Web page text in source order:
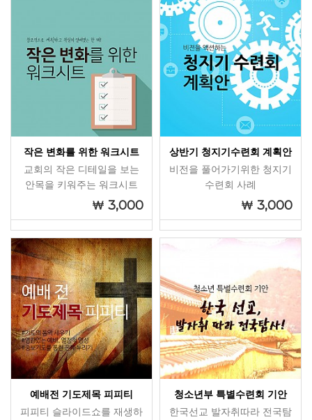
작은 변화를 위한 워크시트
교회의 작은 디테일을 보는
안목을 키워주는 워크시트
3,000
상반기 청지기수련회 계획안
비전을 풀어가기위한 청지기
수련회 사례
3,000
예배전 기도제목 피피티
피피티 슬라이드쇼를 재생하
청소년부 특별수련회 기안
한국선교 발자취따라 전국탐